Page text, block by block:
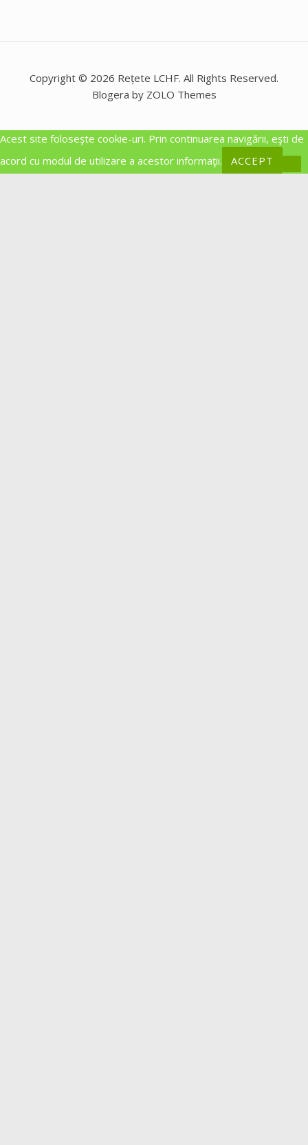
Copyright © 2026 Rețete LCHF. All Rights Reserved.
Blogera by ZOLO Themes
Acest site foloseşte cookie-uri. Prin continuarea navigării, eşti de
acord cu modul de utilizare a acestor informaţii.
ACCEPT